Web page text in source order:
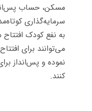
مسکن، حساب
سرمایه‌گذاری
به نفع کودک افتتاح
می‌توانند برای
نموده و پس‌انداز
کنند.